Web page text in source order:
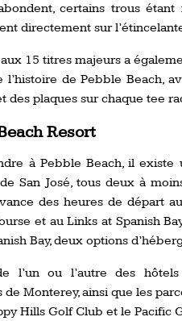
certains trous
directement sur
15 titres majeurs a
l’histoire de Pebble Beach,
des plaques sur chaque tee
Resort
à Pebble Beach, il
San José, tous deux à
des heures de départ
et au Links at Spanish
Bay, deux options
l’un ou l’autre des
de Monterey, ainsi que les
Hills Golf Club et le Pacific